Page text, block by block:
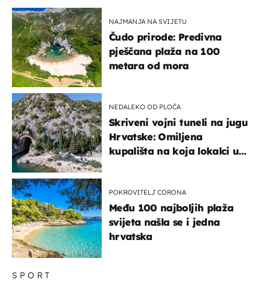
SPORT
NAJMANJA NA SVIJETU
Čudo prirode: Predivna
pješčana plaža na 100
metara od mora
NEDALEKO OD PLOČA
Skriveni vojni tuneli na jugu
Hrvatske: Omiljena
kupališta na koja lokalci u
POKROVITELJ CORONA
Među 100 najboljih plaža
svijeta našla se i jedna
hrvatska